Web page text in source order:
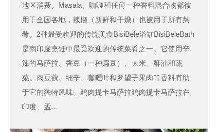
地区消费。Masala、咖喱和任何一种香料混合物都被
用于全国各地，辣椒（新鲜和干燥）也被用于所有菜
肴。2种最受欢迎的传统美食BisiBele浴缸BisiBeleBath
是南印度烹饪中最受欢迎的传统菜肴之一。它使用辛
辣的马萨拉、香豆（一种扁豆）、大米、酥油和蔬
菜。肉豆蔻、细辛、咖喱叶和罗望子果肉等香料有助
于它的独特风味。鸡肉提卡马萨拉鸡肉提卡马萨拉在
印度、孟...